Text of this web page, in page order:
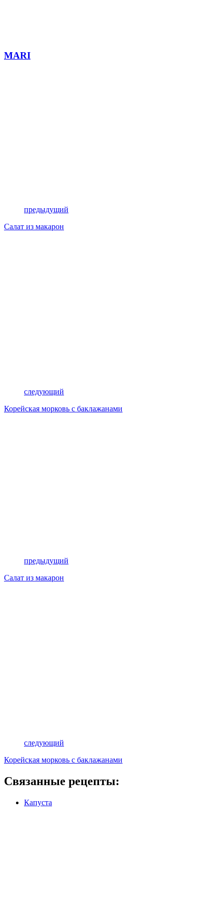
MARI
предыдущий
Салат из макарон
следующий
Корейская морковь с баклажанами
предыдущий
Салат из макарон
следующий
Корейская морковь с баклажанами
Связанные рецепты:
Капуста